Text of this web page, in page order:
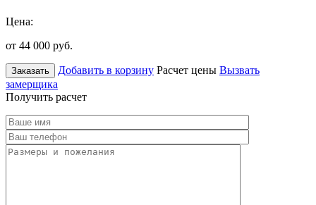
Цена:
от 44 000 руб.
Заказать Добавить в корзину Расчет цены Вызвать
замерщика
Получить расчет